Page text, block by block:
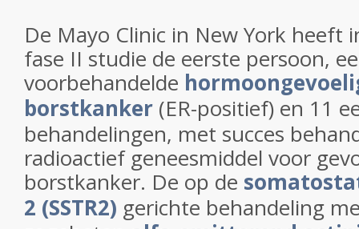
De Mayo Clinic in New York heeft
fase II studie de eerste persoon,
voorbehandelde
borstkanker (ER-positief) en 11
behandelingen, met succes
radioactief geneesmiddel voor
borstkanker. De op de
2 (SSTR2) gerichte behandeling